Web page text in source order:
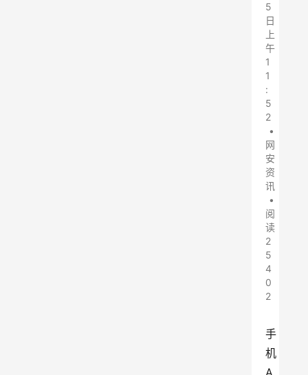
5
日
上
午
1
1
:
5
2
•
网
安
资
讯
•
阅
读
2
5
4
0
2
手
机
A